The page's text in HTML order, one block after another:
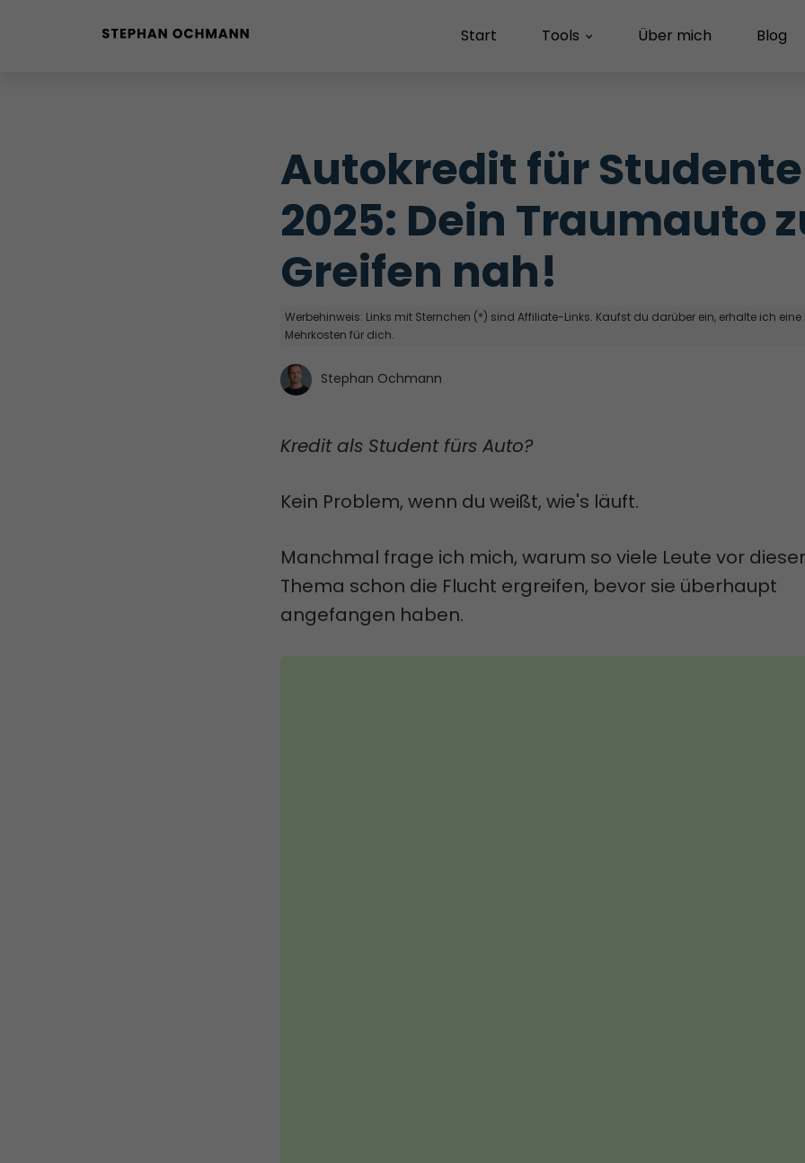
Start Tools Über mich Blog
Autokredit für
2025: Dein Traumauto
Greifen nah!
Werbehinweis: Links mit Sternchen (*) sind Affiliate-Links. Kaufst du darüber ein, erhalte ich eine
Mehrkosten für dich.
Stephan Ochmann
Kredit als Student fürs Auto?
Kein Problem, wenn du weißt, wie's läuft.
Manchmal frage ich mich, warum so viele Leute vor
Thema schon die Flucht ergreifen, bevor sie überhaupt
angefangen haben.